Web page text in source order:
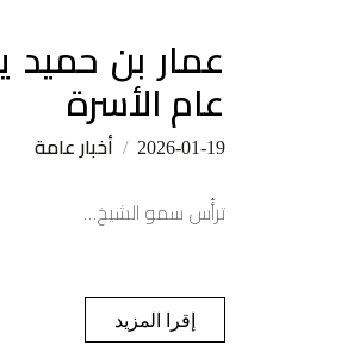
عمار بن
عام الأسرة
2026-01-19
أخبار عامة
ترأّس سمو الشيخ…
إقرا المزيد